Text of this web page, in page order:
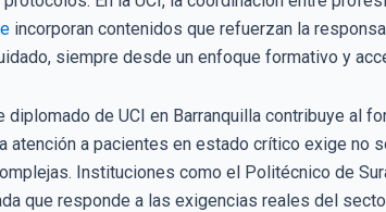
incorporan contenidos que refuerzan la
siempre desde un enfoque formativo y
de UCI en Barranquilla contribuye al
atención a pacientes en estado crítico exige no
Instituciones como el Politécnico de
que responde a las exigencias reales del